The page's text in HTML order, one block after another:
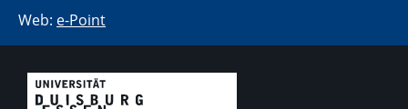
Web: e-Point